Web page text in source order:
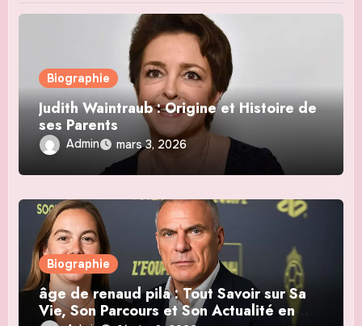
Biographie
Judith Waintraub : Origine et Histoire de
ses Parents
Admin mars 3, 2026
Biographie
âge de renaud pila : Tout Savoir sur Sa
Vie, Son Parcours et Son Actualité en